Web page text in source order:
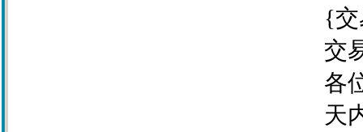
{交
交
各
天